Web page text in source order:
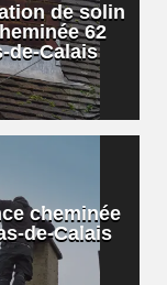
de solin
62
de-Calais
cheminée
de-Calais